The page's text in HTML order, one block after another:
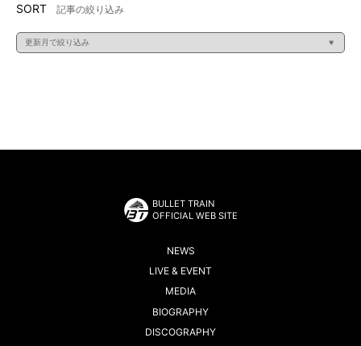
SORT 記事の絞り込み
BULLET TRAIN
OFFICIAL WEB SITE
NEWS
LIVE & EVENT
MEDIA
BIOGRAPHY
DISCOGRAPHY